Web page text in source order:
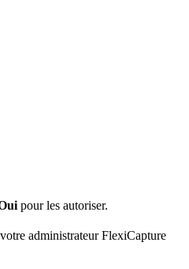
pour les autoriser.
administrateur FlexiCapture